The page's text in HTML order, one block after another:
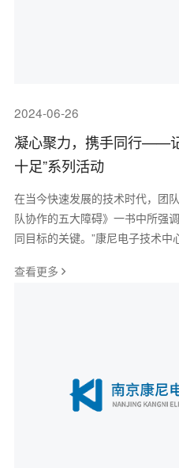
2024-06-26
凝心聚力，携手同行——
十足”系列活动
在当今快速发展的技术时代，团
队协作的五大障碍》一书中所强
同目标的关键。”康尼电子技术
查看更多